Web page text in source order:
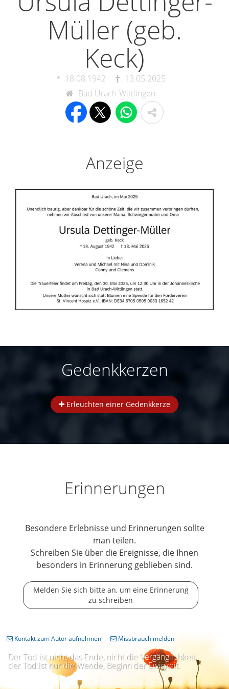
Müller (geb.
Keck)
18.08.1942
13.05.2025
Bad Urach-Wittlingen
Anzeige
Gedenkkerzen
Erleuchten einer Gedenkkerze
Erinnerungen
Besondere Erlebnisse und Erinnerungen sollte
man teilen.
Schreiben Sie über die Ereignisse, die Ihnen
besonders in Erinnerung geblieben sind.
Melden Sie sich bitte an, um eine Erinnerung
zu schreiben
Der Tod ist nicht das Ende, nicht die Vergänglichkeit,
der Tod ist nur die Wende, Beginn der Ewigkeit.
Kontakt zum Autor aufnehmen Missbrauch melden